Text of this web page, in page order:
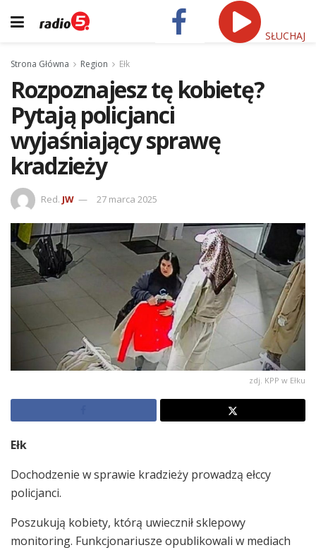
SŁUCHAJ
Strona Główna Region Ełk
Rozpoznajesz tę kobietę?
Pytają policjanci
wyjaśniający sprawę
kradzieży
Red. JW 27 marca 2025
zdj. KPP w Ełku
Ełk
Dochodzenie w sprawie kradzieży prowadzą ełccy
policjanci.
Poszukują kobiety, którą uwiecznił sklepowy
monitoring. Funkcjonariusze opublikowali w mediach